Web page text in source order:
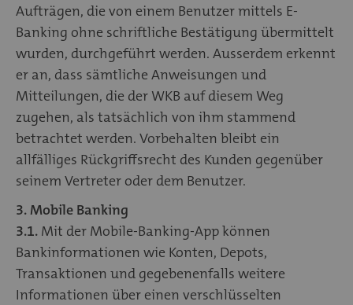
Aufträgen, die von einem Benutzer mittels E-
Banking ohne schriftliche Bestätigung übermittelt
wurden, durchgeführt werden. Ausserdem erkennt
er an, dass sämtliche Anweisungen und
Mitteilungen, die der WKB auf diesem Weg
zugehen, als tatsächlich von ihm stammend
betrachtet werden. Vorbehalten bleibt ein
allfälliges Rückgriffsrecht des Kunden gegenüber
seinem Vertreter oder dem Benutzer.
3. Mobile Banking
3.1. Mit der Mobile-Banking-App können
Bankinformationen wie Konten, Depots,
Transaktionen und gegebenenfalls weitere
Informationen über einen verschlüsselten